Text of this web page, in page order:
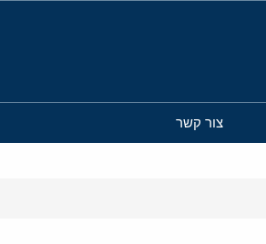
צור קשר